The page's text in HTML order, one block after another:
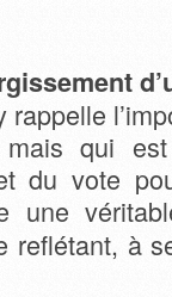
qui
du vote
une
reflétant, à